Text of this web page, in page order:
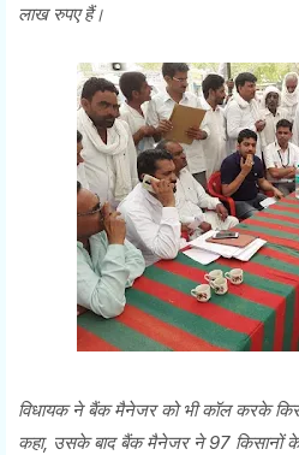
लाख रुपए हैं।
विधायक ने बैंक मैनेजर को भी कॉल करके
कहा, उसके बाद बैंक मैनेजर ने 97 किसानों के